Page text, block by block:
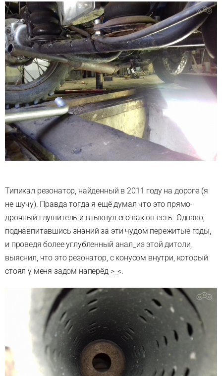
Типикал резонатор, найденный в 2011 году на дороге (я
не шучу). Правда тогда я ещё думал что это прямо-
дрочный глушитель и втыкнул его как он есть. Однако,
поднавпитавшись знаний за эти чудом пережитые годы,
и проведя более углубленный анал_из этой дитоли,
выяснил, что это резонатор, с конусом внутри, который
стоял у меня задом наперёд >_<.